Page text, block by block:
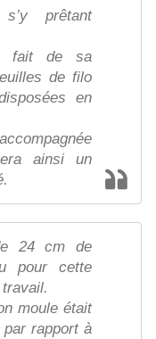
s’y prêtant
fait de sa
de filo
en
ainsi un
24 cm de
pour cette
moule était
rapport à